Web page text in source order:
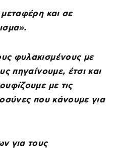
και σε
φυλακισμένους με
πηγαίνουμε, έτσι και
με τις
που κάνουμε για
για τους